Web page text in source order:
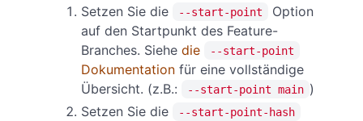
Setzen Sie die
--start-point
Option
auf den Startpunkt des Feature-
Branches. Siehe die --start-point
Dokumentation für eine vollständige
Übersicht. (z.B.:
--start-point main )
Setzen Sie die
--start-point-hash